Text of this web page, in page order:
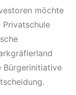
möchte
Privatschule
Bürgerinitiative